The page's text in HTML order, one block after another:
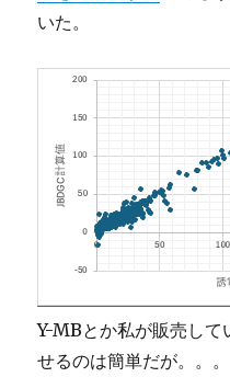
いた。
Y-MBとか私が販売して
せるのは簡単だが。。。